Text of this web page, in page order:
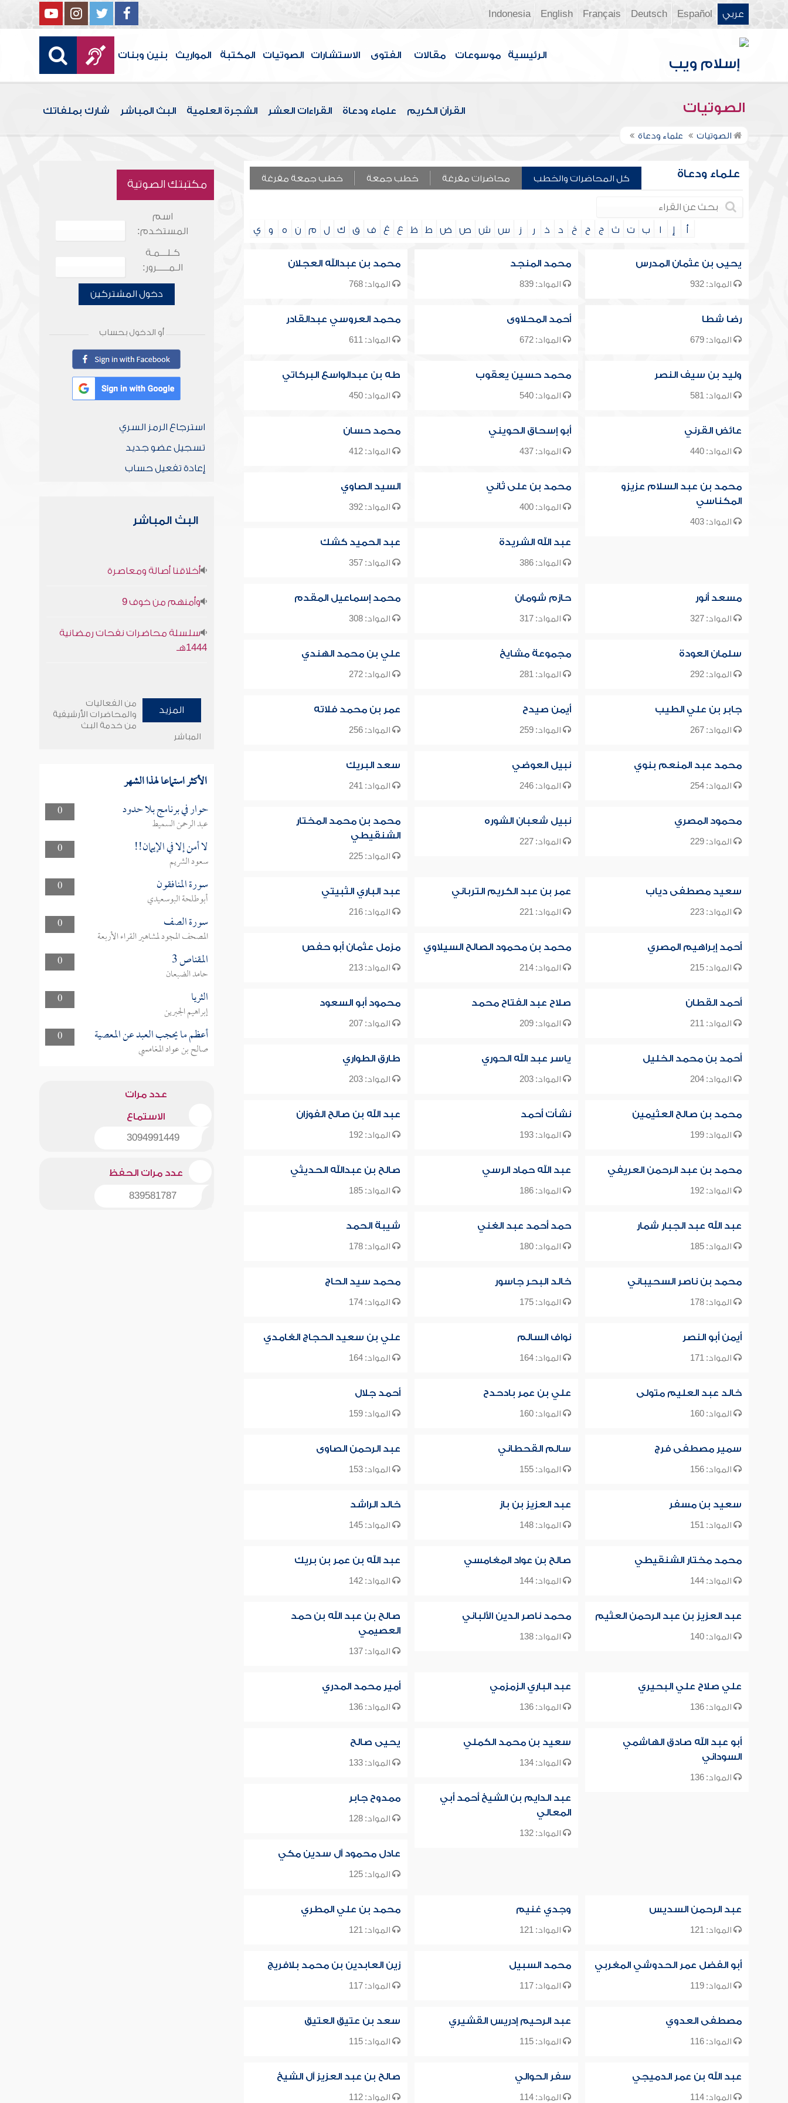
عربي Español
Deutsch
Français
English
Indonesia
الرئيسية موسوعات مقالات الفتوى الاستشارات الصوتيات المكتبة المواريث بنين وبنات
الصوتيات القرآن الكريم علماء ودعاة القراءات العشر الشجرة العلمية البث المباشر شارك بملفاتك
الصوتيات علماء ودعاة
علماء ودعاة كل المحاضرات والخطب محاضرات مفرغة خطب جمعة خطب جمعة مفرغة
أ إ ا ب ت ث ج ح خ د ذ ر ز س ش ص ض ط ظ ع غ ف ق ك ل م ن ه و ي
يحيى بن عثمان المدرس
المواد: 932
محمد المنجد
المواد: 839
محمد بن عبدالله العجلان
المواد: 768
رضا شطا
المواد: 679
أحمد المحلاوى
المواد: 672
محمد العروسي عبدالقادر
المواد: 611
وليد بن سيف النصر
المواد: 581
محمد حسين يعقوب
المواد: 540
طه بن عبدالواسع البركاتي
المواد: 450
عائض القرني
المواد: 440
أبو إسحاق الحويني
المواد: 437
محمد حسان
المواد: 412
محمد بن عبد السلام عزيزو
المكناسي
المواد: 403
محمد بن على ثاني
المواد: 400
السيد الصاوي
المواد: 392
عبد الله الشريدة
المواد: 386
عبد الحميد كشك
المواد: 357
مسعد أنور
المواد: 327
حازم شومان
المواد: 317
محمد إسماعيل المقدم
المواد: 308
سلمان العودة
المواد: 292
مجموعة مشايخ
المواد: 281
علي بن محمد الهندي
المواد: 272
جابر بن علي الطيب
المواد: 267
أيمن صيدح
المواد: 259
عمر بن محمد فلاته
المواد: 256
محمد عبد المنعم بنوي
المواد: 254
نبيل العوضي
المواد: 246
سعد البريك
المواد: 241
محمود المصري
المواد: 229
نبيل شعبان الشوره
المواد: 227
محمد بن محمد المختار
الشنقيطي
المواد: 225
سعيد مصطفى دياب
المواد: 223
عمر بن عبد الكريم الترباني
المواد: 221
عبد الباري الثبيتي
المواد: 216
أحمد إبراهيم المصري
المواد: 215
محمد بن محمود الصالح السيلاوي
المواد: 214
مزمل عثمان أبو حفص
المواد: 213
أحمد القطان
المواد: 211
صلاح عبد الفتاح محمد
المواد: 209
محمود أبو السعود
المواد: 207
أحمد بن محمد الخليل
المواد: 204
ياسر عبد الله الحوري
المواد: 203
طارق الطواري
المواد: 203
محمد بن صالح العثيمين
المواد: 199
نشأت أحمد
المواد: 193
عبد الله بن صالح الفوزان
المواد: 192
محمد بن عبد الرحمن العريفي
المواد: 192
عبد الله حماد الرسي
المواد: 186
صالح بن عبدالله الحديثي
المواد: 185
عبد الله عبد الجبار شمار
المواد: 185
حمد أحمد عبد الغني
المواد: 180
شيبة الحمد
المواد: 178
محمد بن ناصر السحيباني
المواد: 178
خالد البحر جاسور
المواد: 175
محمد سيد الحاج
المواد: 174
أيمن أبو النصر
المواد: 171
نواف السالم
المواد: 164
علي بن سعيد الحجاج الغامدي
المواد: 164
خالد عبد العليم متولى
المواد: 160
علي بن عمر بادحدح
المواد: 160
أحمد جلال
المواد: 159
سمير مصطفى فرج
المواد: 156
سالم القحطاني
المواد: 155
عبد الرحمن الصاوى
المواد: 153
سعيد بن مسفر
المواد: 151
عبد العزيز بن باز
المواد: 148
خالد الراشد
المواد: 145
محمد مختار الشنقيطي
المواد: 144
صالح بن عواد المغامسي
المواد: 144
عبد الله بن عمر بن بريك
المواد: 142
عبد العزيز بن عبد الرحمن العثيم
المواد: 140
محمد ناصر الدين الألباني
المواد: 138
صالح بن عبد الله بن حمد
العصيمي
المواد: 137
علي صلاح علي البحيري
المواد: 136
عبد الباري الزمزمي
المواد: 136
أمير محمد المدري
المواد: 136
أبو عبد الله صادق الهاشمي
السوداني
المواد: 136
سعيد بن محمد الكملي
المواد: 134
يحيى صالح
المواد: 133
عبد الدايم بن الشيخ أحمد أبي
المعالي
المواد: 132
ممدوح جابر
المواد: 128
عادل محمود آل سدين مكي
المواد: 125
عبد الرحمن السديس
المواد: 121
وجدي غنيم
المواد: 121
محمد بن علي المطري
المواد: 121
أبو الفضل عمر الحدوشي المغربي
المواد: 119
محمد السبيل
المواد: 117
زين العابدين بن محمد بلافريج
المواد: 117
مصطفى العدوي
المواد: 116
عبد الرحيم إدريس القشيري
المواد: 115
سعد بن عتيق العتيق
المواد: 115
عبد الله بن عمر الدميجي
المواد: 114
سفر الحوالي
المواد: 114
صالح بن عبد العزيز آل الشيخ
المواد: 112
مكتبتك الصوتية
اسم
المستخدم:
كـلـــمـة
الـمـــــرور:
دخول المشتركين
أو الدخول بحساب
استرجاع الرمز السري
تسجيل عضو جديد
إعادة تفعيل حساب
البث المباشر
أخلاقنا أصالة ومعاصرة
وأمنهم من خوف 9
سلسلة محاضرات نفحات رمضانية
1444هـ
المزيد
من الفعاليات
والمحاضرات الأرشيفية
من خدمة البث
المباشر
الأكثر استماعا لهذا الشهر
0 حوار في برنامج بلا حدود
عبد الرحمن السميط
0
لا أمن إلا في الإيمان!!
سعود الشريم
0
سورة المنافقون
أبوطلحة البوسعيدي
0
سورة الصف
المصحف المجود لمشاهير القراء الأربعة
0
المقناص 3
حامد الضبعان
0
الثريا
إبراهيم الجبرين
0
أعظم ما يحجب العبد عن المعصية
صالح بن عواد المغامسي
عدد مرات
الاستماع
3094991449
عدد مرات الحفظ
839581787